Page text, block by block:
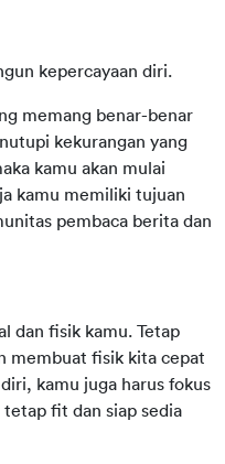
kepercayaan diri.
memang benar-benar
kekurangan yang
kamu akan mulai
kamu memiliki tujuan
pembaca berita dan
dan fisik kamu. Tetap
membuat fisik kita cepat
kamu juga harus fokus
tetap fit dan siap sedia